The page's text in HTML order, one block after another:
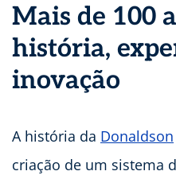
Mais de 100
história,
inovação
A história da Donaldson
criação de um sistema